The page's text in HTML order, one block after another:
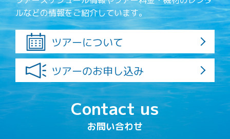
ルなどの情報をご紹介しています。
ツアーについて
ツアーのお申し込み
Contact us
お問い合わせ